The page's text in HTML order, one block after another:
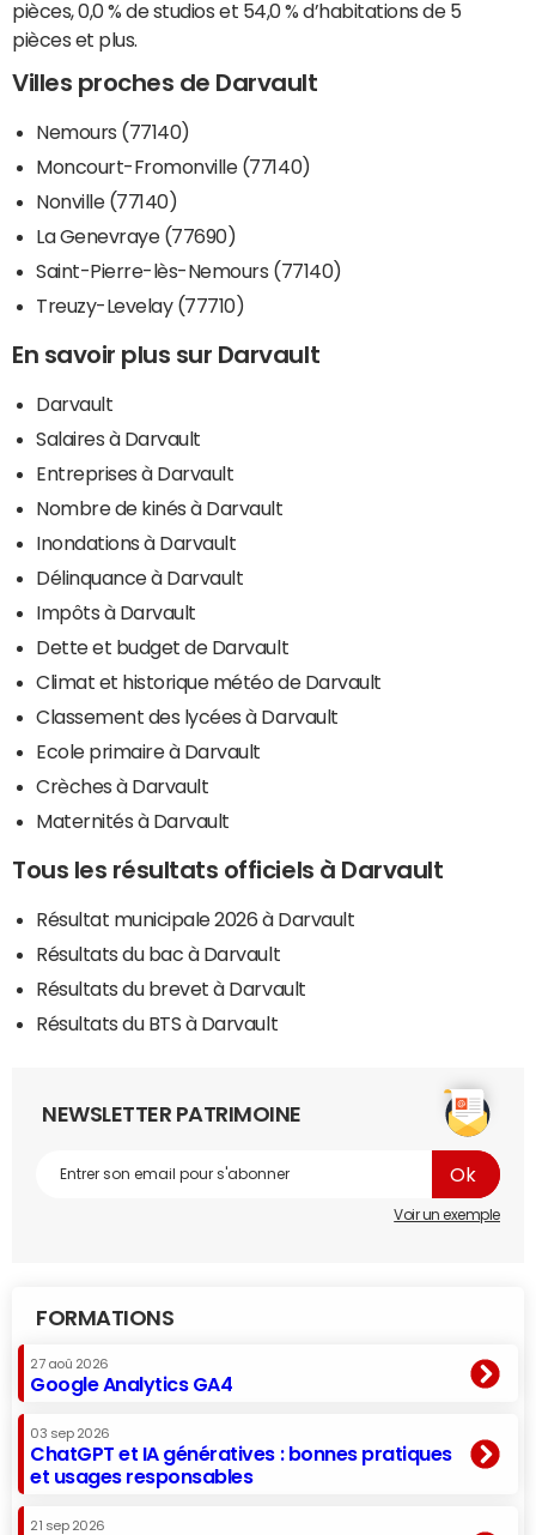
pièces, 0,0 % de studios et 54,0 % d’habitations de 5
pièces et plus.
Villes proches de Darvault
Nemours (77140)
Moncourt-Fromonville (77140)
Nonville (77140)
La Genevraye (77690)
Saint-Pierre-lès-Nemours (77140)
Treuzy-Levelay (77710)
En savoir plus sur Darvault
Darvault
Salaires à Darvault
Entreprises à Darvault
Nombre de kinés à Darvault
Inondations à Darvault
Délinquance à Darvault
Impôts à Darvault
Dette et budget de Darvault
Climat et historique météo de Darvault
Classement des lycées à Darvault
Ecole primaire à Darvault
Crèches à Darvault
Maternités à Darvault
Tous les résultats officiels à Darvault
Résultat municipale 2026 à Darvault
Résultats du bac à Darvault
Résultats du brevet à Darvault
Résultats du BTS à Darvault
NEWSLETTER PATRIMOINE
Voir un exemple
FORMATIONS
27 aoû 2026
Google Analytics GA4
03 sep 2026
ChatGPT et IA génératives : bonnes pratiques
et usages responsables
21 sep 2026